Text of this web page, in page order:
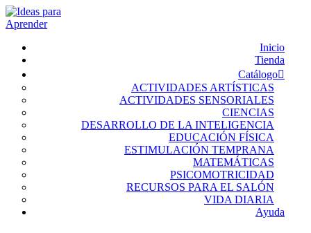
Inicio
Tienda
Catálogo
ACTIVIDADES ARTÍSTICAS
ACTIVIDADES SENSORIALES
CIENCIAS
DESARROLLO DE LA INTELIGENCIA
EDUCACIÓN FÍSICA
ESTIMULACIÓN TEMPRANA
MATEMÁTICAS
PSICOMOTRICIDAD
RECURSOS PARA EL SALÓN
VIDA DIARIA
Ayuda